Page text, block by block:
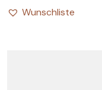
Wunschliste